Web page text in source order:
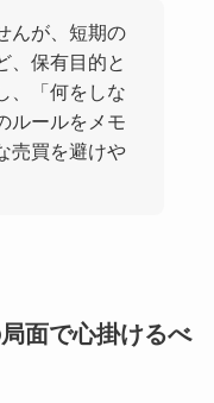
んが、短期の
、保有目的と
、「何をしな
ルールをメモ
売買を避けや
面で心掛けるべ